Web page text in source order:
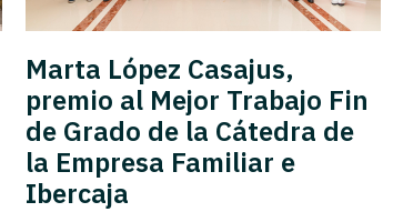
Marta López Casajus,
premio al Mejor Trabajo Fin
de Grado de la Cátedra de
la Empresa Familiar e
Ibercaja